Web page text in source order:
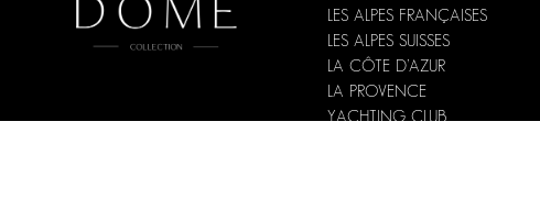
LES ALPES FRANÇAISES
LES ALPES SUISSES
LA CÔTE D’AZUR
LA PROVENCE
YACHTING CLUB